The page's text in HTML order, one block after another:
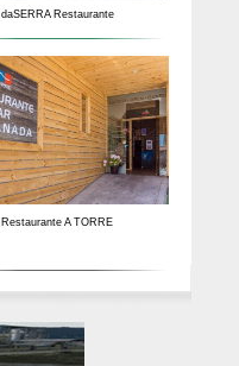
daSERRA Restaurante
Restaurante A TORRE